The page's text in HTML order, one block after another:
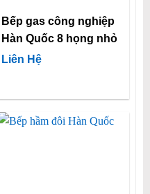
Bếp gas công nghiệp
Hàn Quốc 8 họng nhỏ
Liên Hệ